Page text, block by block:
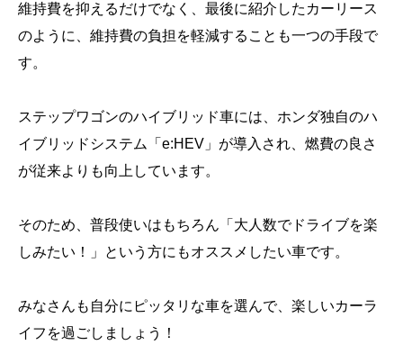
維持費を抑えるだけでなく、最後に紹介したカーリース
のように、維持費の負担を軽減することも一つの手段で
す。
ステップワゴンのハイブリッド車には、ホンダ独自のハ
イブリッドシステム「e:HEV」が導入され、燃費の良さ
が従来よりも向上しています。
そのため、普段使いはもちろん「大人数でドライブを楽
しみたい！」という方にもオススメしたい車です。
みなさんも自分にピッタリな車を選んで、楽しいカーラ
イフを過ごしましょう！